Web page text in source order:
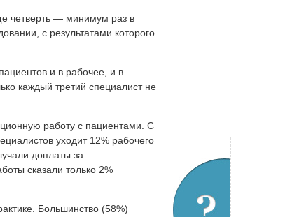
четверть — минимум раз в
с результатами которого
и в рабочее, и в
каждый третий специалист не
работу с пациентами. С
уходит 12% рабочего
доплаты за
сказали только 2%
Большинство (58%)